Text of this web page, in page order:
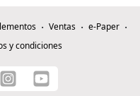
Ventas
e-Paper
y condiciones